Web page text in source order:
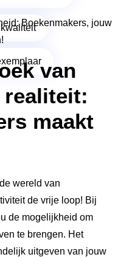
Boekenmakers, jouw
van
maakt
wereld van
de vrije loop! Bij
de mogelijkheid om
te brengen. Het
uitgeven van jouw